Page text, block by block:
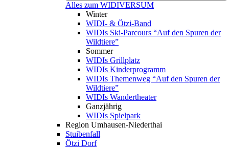
Alles zum WIDIVERSUM
Winter
WIDI- & Ötzi-Band
WIDIs Ski-Parcours “Auf den Spuren der
Wildtiere”
Sommer
WIDIs Grillplatz
WIDIs Kinderprogramm
WIDIs Themenweg “Auf den Spuren der
Wildtiere”
WIDIs Wandertheater
Ganzjährig
WIDIs Spielpark
Region Umhausen-Niederthai
Stuibenfall
Ötzi Dorf